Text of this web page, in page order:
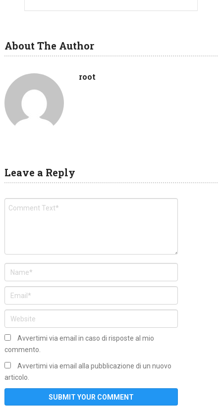
About The Author
root
Leave a Reply
Avvertimi via email in caso di risposte al mio
commento.
Avvertimi via email alla pubblicazione di un nuovo
articolo.